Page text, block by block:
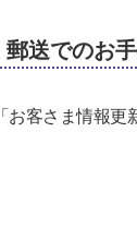
郵送でのお
「お客さま情報